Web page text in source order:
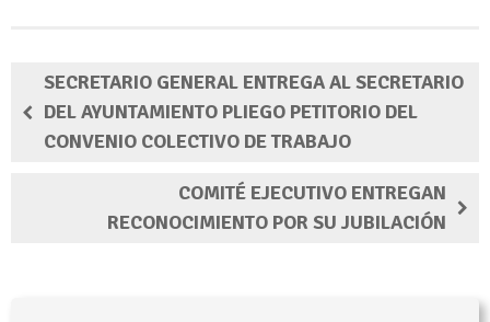
SECRETARIO GENERAL ENTREGA AL SECRETARIO
DEL AYUNTAMIENTO PLIEGO PETITORIO DEL
CONVENIO COLECTIVO DE TRABAJO
COMITÉ EJECUTIVO ENTREGAN
RECONOCIMIENTO POR SU JUBILACIÓN